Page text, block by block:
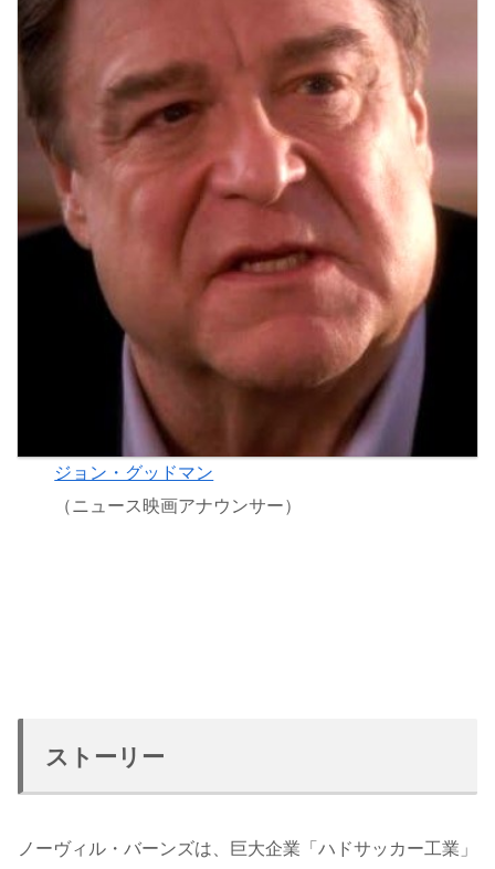
ジョン・グッドマン
（ニュース映画アナウンサー）
ストーリー
ノーヴィル・バーンズは、巨大企業「ハドサッカー工業」